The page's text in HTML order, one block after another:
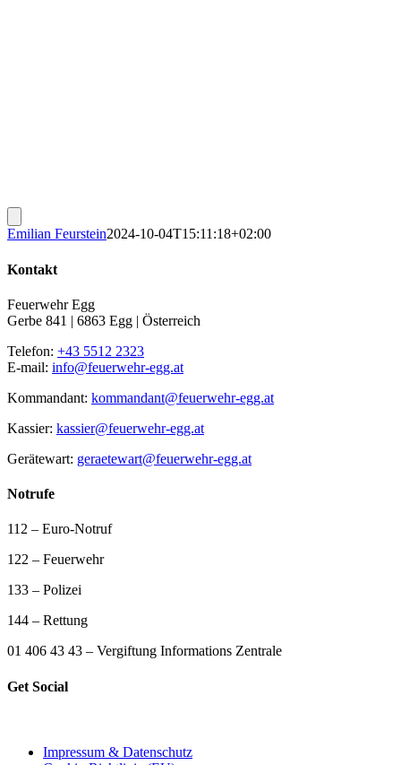
Emilian Feurstein2024-10-04T15:11:18+02:00
Kontakt
Feuerwehr Egg
Gerbe 841 | 6863 Egg | Österreich
Telefon: +43 5512 2323
E-mail: info@feuerwehr-egg.at
Kommandant: kommandant@feuerwehr-egg.at
Kassier: kassier@feuerwehr-egg.at
Gerätewart: geraetewart@feuerwehr-egg.at
Notrufe
112 – Euro-Notruf
122 – Feuerwehr
133 – Polizei
144 – Rettung
01 406 43 43 – Vergiftung Informations Zentrale
Get Social
Impressum & Datenschutz